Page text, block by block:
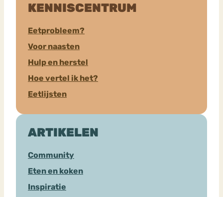
KENNISCENTRUM
Eetprobleem?
Voor naasten
Hulp en herstel
Hoe vertel ik het?
Eetlijsten
ARTIKELEN
Community
Eten en koken
Inspiratie